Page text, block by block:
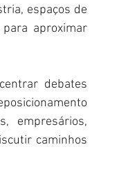
espaços de
aproximar
debates
empresários,
caminhos